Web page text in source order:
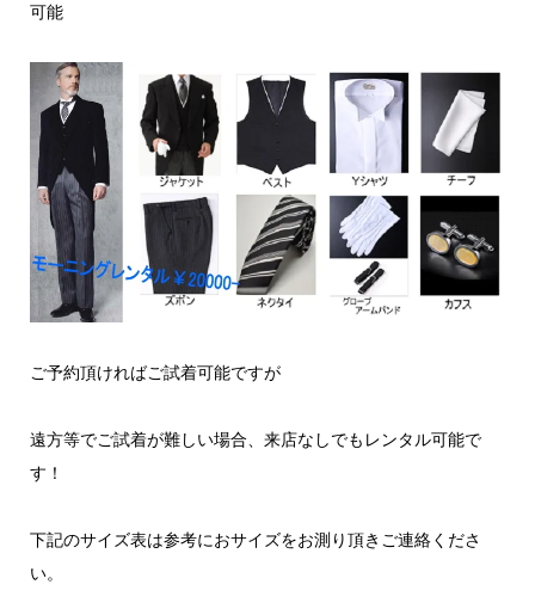
可能
ご予約頂ければご試着可能ですが
遠方等でご試着が難しい場合、来店なしでもレンタル可能で
す！
下記のサイズ表は参考におサイズをお測り頂きご連絡くださ
い。